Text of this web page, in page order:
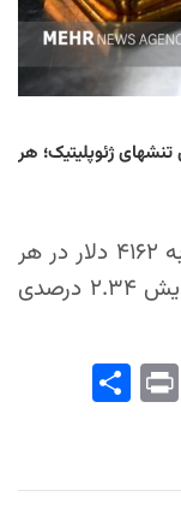
ژئوپلیتیک؛ هر
قیمت جهانی طلا با رشد ۱.۶۸ درصدی به ۴۱۶۲ دلار در هر
اونس رسید و هر اونس نقره نیز با افزایش ۲.۳۴ درصدی
Pri